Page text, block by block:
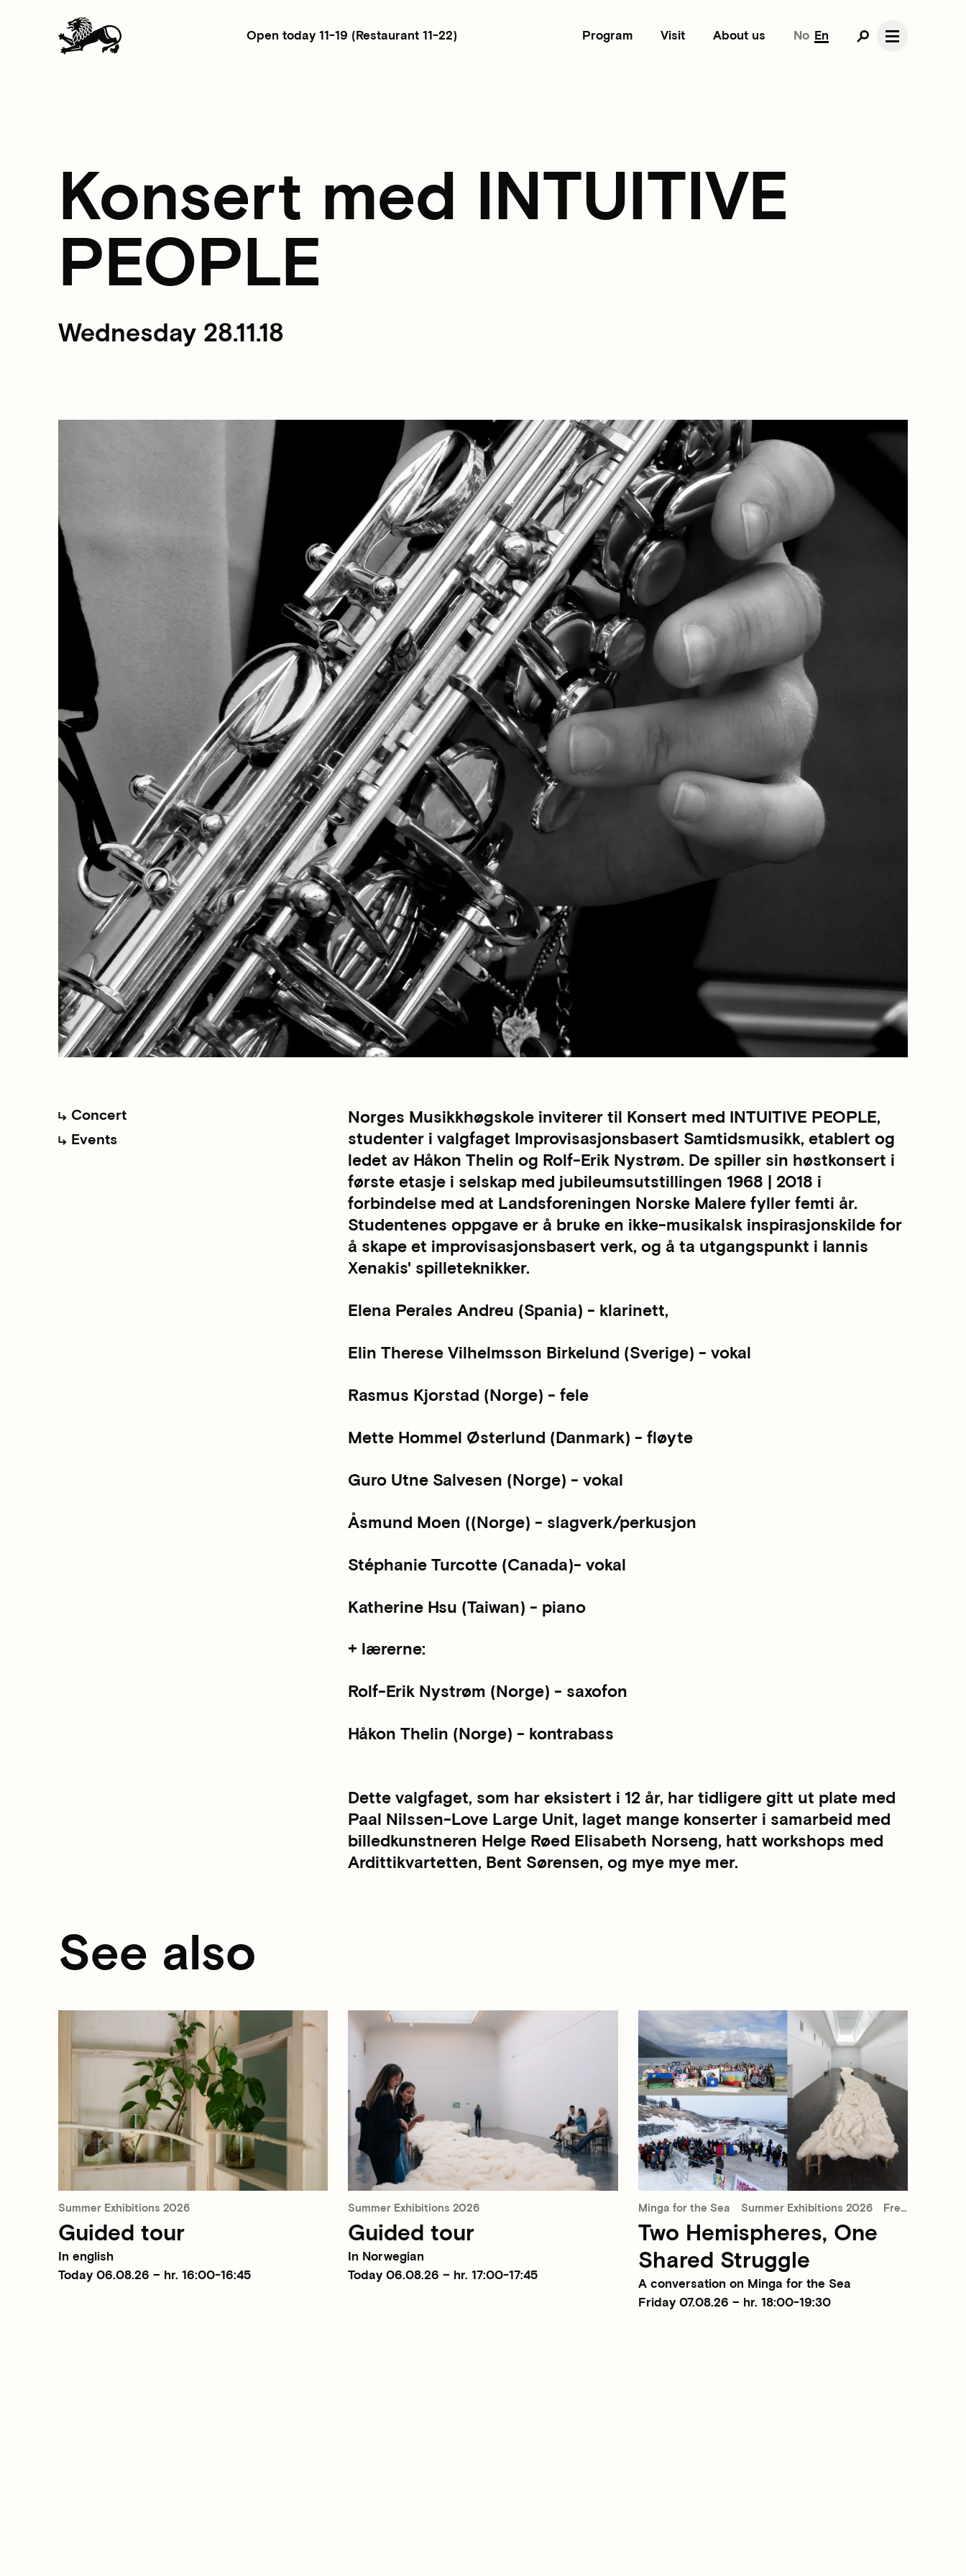
Open today 11-19 (Restaurant 11-22) Program Visit About us No En
Konsert med INTUITIVE
PEOPLE
Wednesday 28.11.18
Concert
Events
Norges Musikkhøgskole inviterer til Konsert med INTUITIVE PEOPLE,
studenter i valgfaget Improvisasjonsbasert Samtidsmusikk, etablert og
ledet av Håkon Thelin og Rolf-Erik Nystrøm. De spiller sin høstkonsert i
første etasje i selskap med jubileumsutstillingen 1968 | 2018 i
forbindelse med at Landsforeningen Norske Malere fyller femti år.
Studentenes oppgave er å bruke en ikke-musikalsk inspirasjonskilde for
å skape et improvisasjonsbasert verk, og å ta utgangspunkt i Iannis
Xenakis' spilleteknikker.
Elena Perales Andreu (Spania) - klarinett,
Elin Therese Vilhelmsson Birkelund (Sverige) - vokal
Rasmus Kjorstad (Norge) - fele
Mette Hommel Østerlund (Danmark) - fløyte
Guro Utne Salvesen (Norge) - vokal
Åsmund Moen ((Norge) - slagverk/perkusjon
Stéphanie Turcotte (Canada)- vokal
Katherine Hsu (Taiwan) - piano
+ lærerne:
Rolf-Erik Nystrøm (Norge) - saxofon
Håkon Thelin (Norge) - kontrabass
Dette valgfaget, som har eksistert i 12 år, har tidligere gitt ut plate med
Paal Nilssen-Love Large Unit, laget mange konserter i samarbeid med
billedkunstneren Helge Røed Elisabeth Norseng, hatt workshops med
Ardittikvartetten, Bent Sørensen, og mye mye mer.
See also
Summer Exhibitions 2026
Guided tour
In english
Today 06.08.26 – hr. 16:00-16:45
Summer Exhibitions 2026
Guided tour
In Norwegian
Today 06.08.26 – hr. 17:00-17:45
Minga for the Sea Summer Exhibitions 2026 Free admission
Two Hemispheres, One
Shared Struggle
A conversation on Minga for the Sea
Friday 07.08.26 – hr. 18:00-19:30